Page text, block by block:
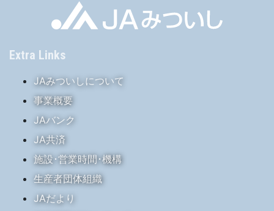
Extra Links
JAみついしについて
事業概要
JAバンク
JA共済
施設･営業時間･機構
生産者団体組織
JAだより